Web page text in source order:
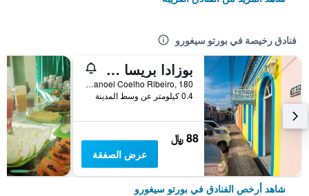
فنادق رخيصة في بورتو سيغورو
بوزادا بريسا دو مار
Pca Manoel Coelho Ribeiro, 180, بورتو سيغورو, البرازيل
0.4 كيلومتر عن وسط المدينة
88 ﷼
عرض الصفقة
شاهد أرخص الفنادق في بورتو سيغورو